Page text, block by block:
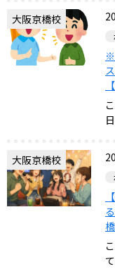
大阪京橋校
大阪京橋校